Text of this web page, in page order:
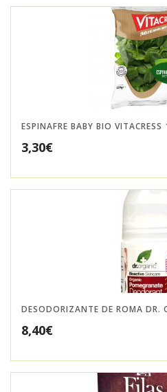
ESPINAFRE BABY BIO VITACRESS
3,30€
DESODORIZANTE DE ROMA DR.
8,40€